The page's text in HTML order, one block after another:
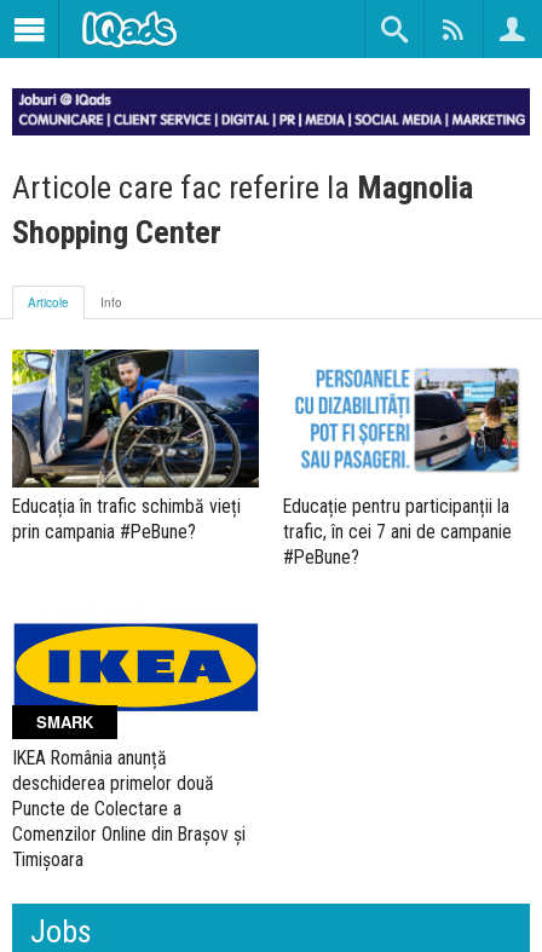
Articole care fac referire la Magnolia
Shopping Center
Articole Info
Educația în trafic schimbă vieți
prin campania #PeBune?
Educație pentru participanții la
trafic, în cei 7 ani de campanie
#PeBune?
SMARK
IKEA România anunță
deschiderea primelor două
Puncte de Colectare a
Comenzilor Online din Brașov și
Timișoara
Jobs